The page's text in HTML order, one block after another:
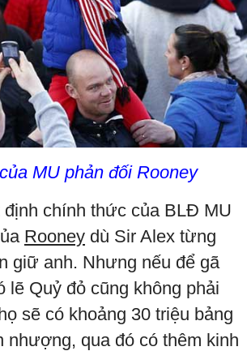
MU phản đối Rooney
định chính thức của BLĐ MU
Rooney dù Sir Alex từng
giữ anh. Nhưng nếu để gã
lẽ Quỷ đỏ cũng không phải
sẽ có khoảng 30 triệu bảng
nhượng, qua đó có thêm kinh